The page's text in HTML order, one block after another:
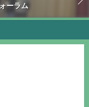
ーラム